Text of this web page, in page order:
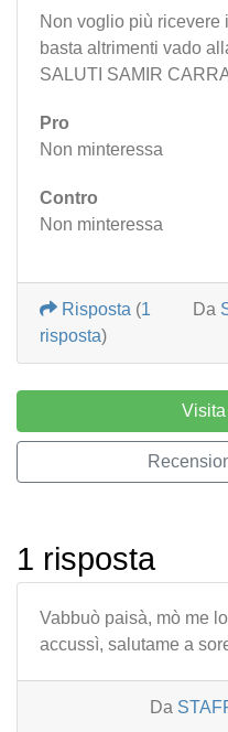
Non voglio più ricevere
basta altrimenti vado
SALUTI SAMIR
Pro
Non minteressa
Contro
Non minteressa
Da
Risposta (1
risposta)
1 risposta
Vabbuò paisà, mò me
accussì, salutame a
Da